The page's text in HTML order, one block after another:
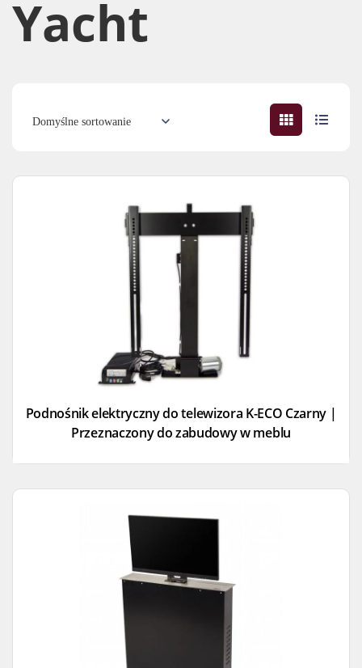
Yacht
Podnośnik elektryczny do telewizora K-ECO Czarny |
Przeznaczony do zabudowy w meblu